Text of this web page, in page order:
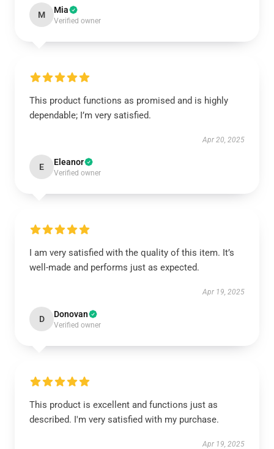
M Mia
Verified owner
This product functions as promised and is highly
dependable; I’m very satisfied.
Apr 20, 2025
E Eleanor
Verified owner
I am very satisfied with the quality of this item. It’s
well-made and performs just as expected.
Apr 19, 2025
D Donovan
Verified owner
This product is excellent and functions just as
described. I'm very satisfied with my purchase.
Apr 19, 2025